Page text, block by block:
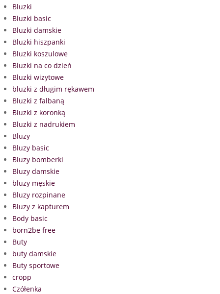
Bluzki
Bluzki basic
Bluzki damskie
Bluzki hiszpanki
Bluzki koszulowe
Bluzki na co dzień
Bluzki wizytowe
bluzki z długim rękawem
Bluzki z falbaną
Bluzki z koronką
Bluzki z nadrukiem
Bluzy
Bluzy basic
Bluzy bomberki
Bluzy damskie
bluzy męskie
Bluzy rozpinane
Bluzy z kapturem
Body basic
born2be free
Buty
buty damskie
Buty sportowe
cropp
Czółenka